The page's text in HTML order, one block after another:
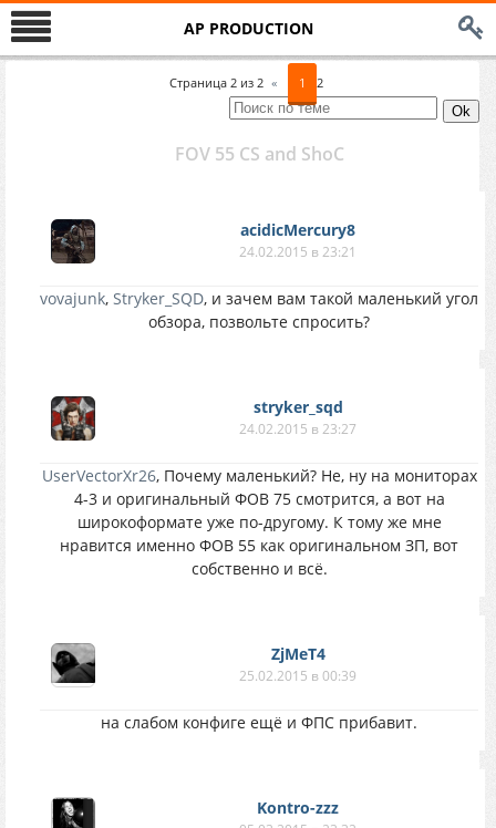
AP PRODUCTION
Страница 2 из 2 « 1 2
FOV 55 CS and ShoC
acidicMercury8
24.02.2015 в 23:21
vovajunk, Stryker_SQD, и зачем вам такой маленький угол
обзора, позвольте спросить?
stryker_sqd
24.02.2015 в 23:27
UserVectorXr26, Почему маленький? Не, ну на мониторах
4-3 и оригинальный ФОВ 75 смотрится, а вот на
широкоформате уже по-другому. К тому же мне
нравится именно ФОВ 55 как оригинальном ЗП, вот
собственно и всё.
ZjMeT4
25.02.2015 в 00:39
на слабом конфиге ещё и ФПС прибавит.
Kontro-zzz